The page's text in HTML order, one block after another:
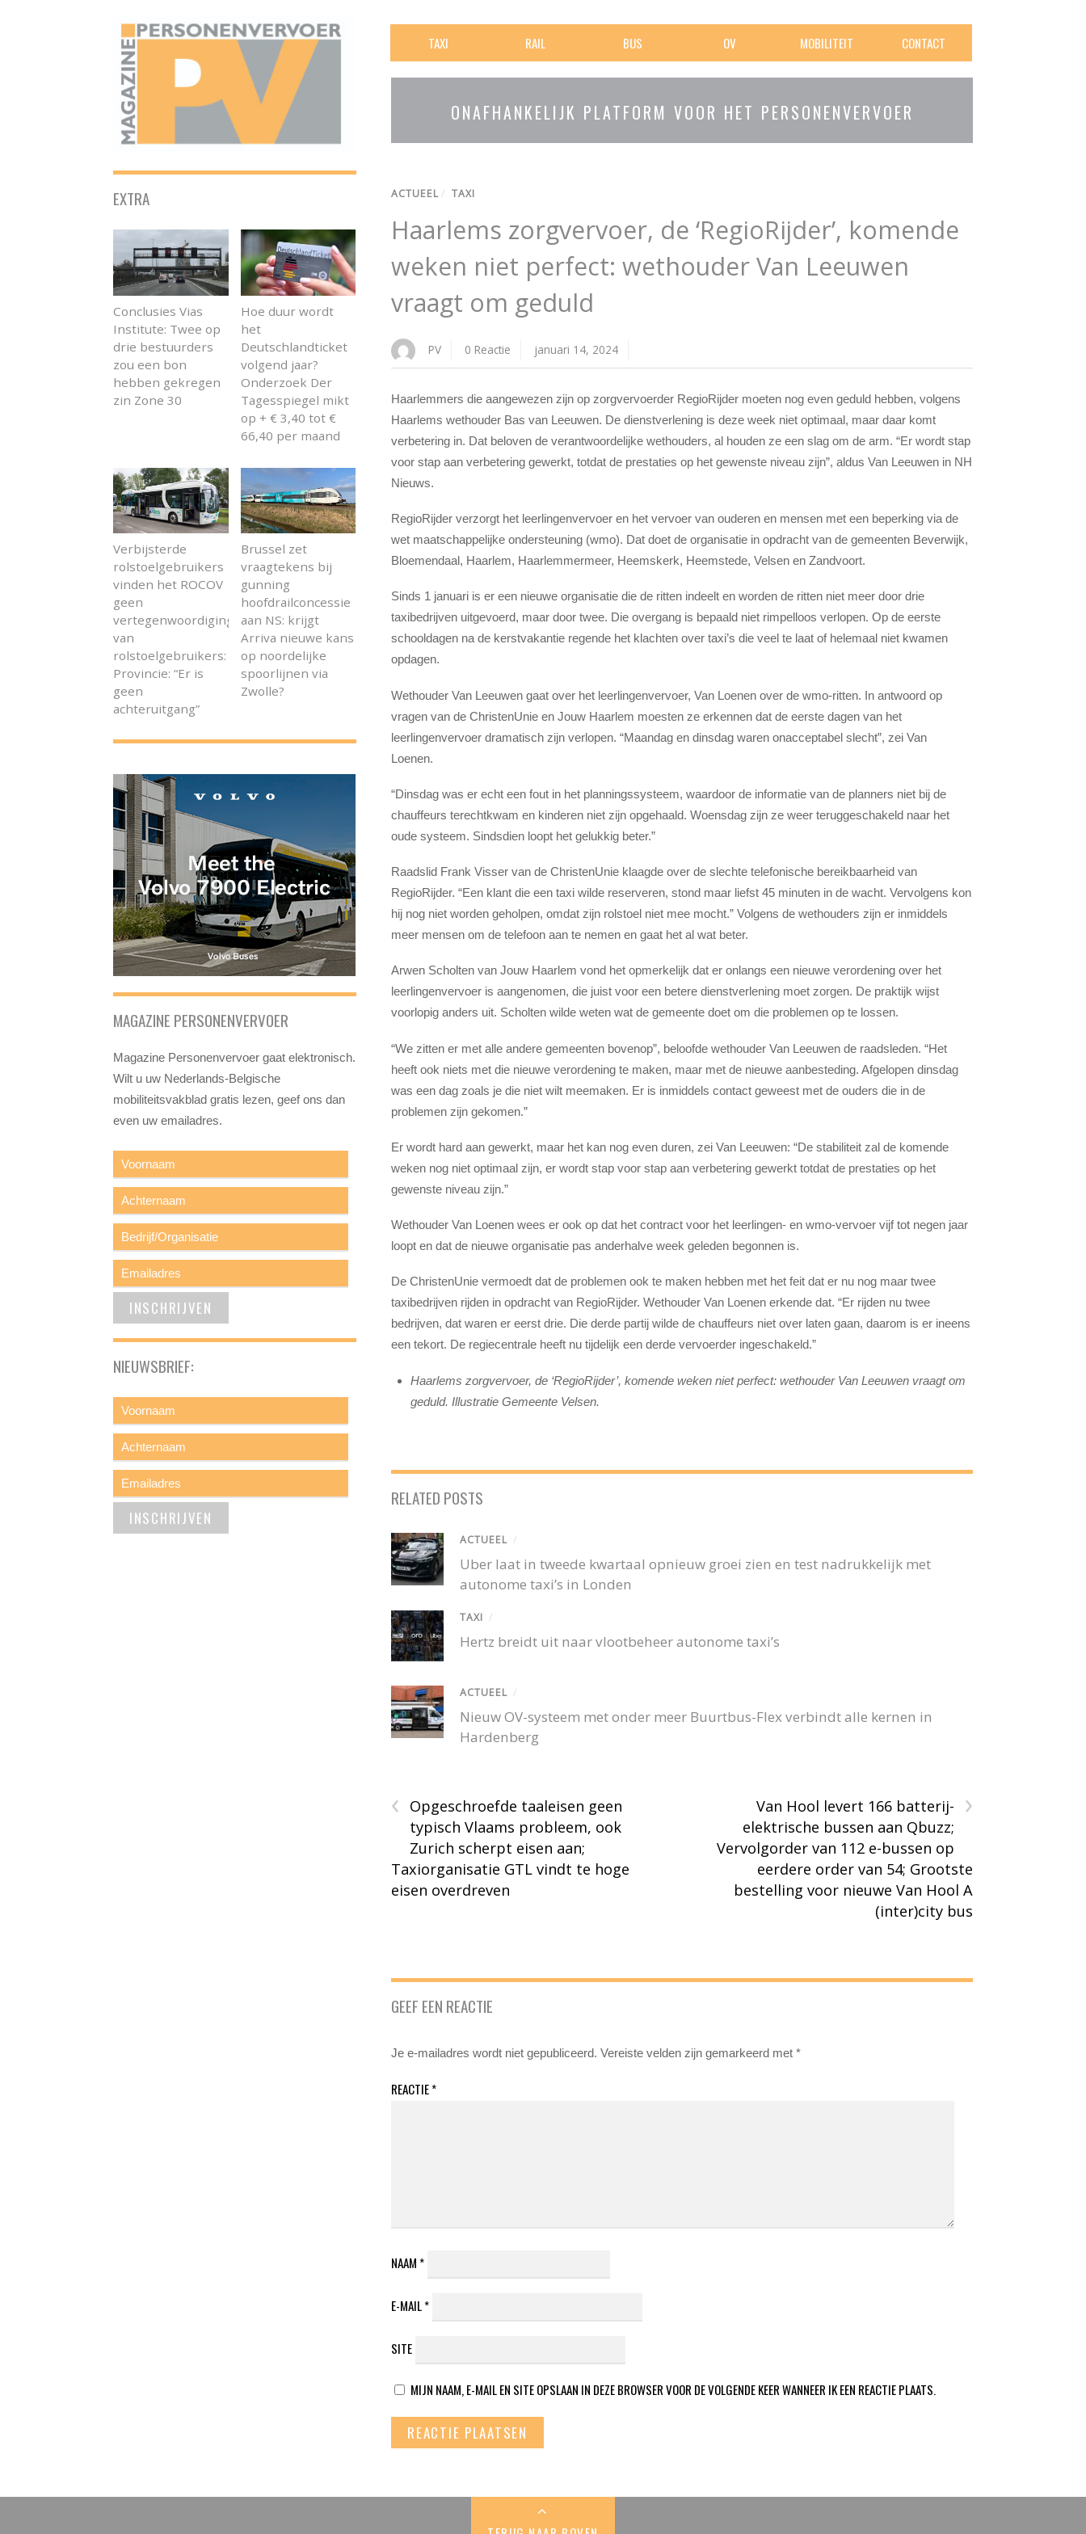
TAXI RAIL BUS OV MOBILITEIT CONTACT
ONAFHANKELIJK PLATFORM VOOR HET PERSONENVERVOER
ACTUEEL/ TAXI
Haarlems zorgvervoer, de ‘RegioRijder’, komende
weken niet perfect: wethouder Van Leeuwen
vraagt om geduld
PV 0 Reactie januari 14, 2024
Haarlemmers die aangewezen zijn op zorgvervoerder RegioRijder moeten nog even geduld hebben, volgens
Haarlems wethouder Bas van Leeuwen. De dienstverlening is deze week niet optimaal, maar daar komt
verbetering in. Dat beloven de verantwoordelijke wethouders, al houden ze een slag om de arm. “Er wordt stap
voor stap aan verbetering gewerkt, totdat de prestaties op het gewenste niveau zijn”, aldus Van Leeuwen in NH
Nieuws.
RegioRijder verzorgt het leerlingenvervoer en het vervoer van ouderen en mensen met een beperking via de
wet maatschappelijke ondersteuning (wmo). Dat doet de organisatie in opdracht van de gemeenten Beverwijk,
Bloemendaal, Haarlem, Haarlemmermeer, Heemskerk, Heemstede, Velsen en Zandvoort.
Sinds 1 januari is er een nieuwe organisatie die de ritten indeelt en worden de ritten niet meer door drie
taxibedrijven uitgevoerd, maar door twee. Die overgang is bepaald niet rimpelloos verlopen. Op de eerste
schooldagen na de kerstvakantie regende het klachten over taxi’s die veel te laat of helemaal niet kwamen
opdagen.
Wethouder Van Leeuwen gaat over het leerlingenvervoer, Van Loenen over de wmo-ritten. In antwoord op
vragen van de ChristenUnie en Jouw Haarlem moesten ze erkennen dat de eerste dagen van het
leerlingenvervoer dramatisch zijn verlopen. “Maandag en dinsdag waren onacceptabel slecht”, zei Van
Loenen.
“Dinsdag was er echt een fout in het planningssysteem, waardoor de informatie van de planners niet bij de
chauffeurs terechtkwam en kinderen niet zijn opgehaald. Woensdag zijn ze weer teruggeschakeld naar het
oude systeem. Sindsdien loopt het gelukkig beter.”
Raadslid Frank Visser van de ChristenUnie klaagde over de slechte telefonische bereikbaarheid van
RegioRijder. “Een klant die een taxi wilde reserveren, stond maar liefst 45 minuten in de wacht. Vervolgens kon
hij nog niet worden geholpen, omdat zijn rolstoel niet mee mocht.” Volgens de wethouders zijn er inmiddels
meer mensen om de telefoon aan te nemen en gaat het al wat beter.
Arwen Scholten van Jouw Haarlem vond het opmerkelijk dat er onlangs een nieuwe verordening over het
leerlingenvervoer is aangenomen, die juist voor een betere dienstverlening moet zorgen. De praktijk wijst
voorlopig anders uit. Scholten wilde weten wat de gemeente doet om die problemen op te lossen.
“We zitten er met alle andere gemeenten bovenop”, beloofde wethouder Van Leeuwen de raadsleden. “Het
heeft ook niets met die nieuwe verordening te maken, maar met de nieuwe aanbesteding. Afgelopen dinsdag
was een dag zoals je die niet wilt meemaken. Er is inmiddels contact geweest met de ouders die in de
problemen zijn gekomen.”
Er wordt hard aan gewerkt, maar het kan nog even duren, zei Van Leeuwen: “De stabiliteit zal de komende
weken nog niet optimaal zijn, er wordt stap voor stap aan verbetering gewerkt totdat de prestaties op het
gewenste niveau zijn.”
Wethouder Van Loenen wees er ook op dat het contract voor het leerlingen- en wmo-vervoer vijf tot negen jaar
loopt en dat de nieuwe organisatie pas anderhalve week geleden begonnen is.
De ChristenUnie vermoedt dat de problemen ook te maken hebben met het feit dat er nu nog maar twee
taxibedrijven rijden in opdracht van RegioRijder. Wethouder Van Loenen erkende dat. “Er rijden nu twee
bedrijven, dat waren er eerst drie. Die derde partij wilde de chauffeurs niet over laten gaan, daarom is er ineens
een tekort. De regiecentrale heeft nu tijdelijk een derde vervoerder ingeschakeld.”
Haarlems zorgvervoer, de ‘RegioRijder’, komende weken niet perfect: wethouder Van Leeuwen vraagt om
geduld. Illustratie Gemeente Velsen.
RELATED POSTS
ACTUEEL /
Uber laat in tweede kwartaal opnieuw groei zien en test nadrukkelijk met
autonome taxi’s in Londen
TAXI /
Hertz breidt uit naar vlootbeheer autonome taxi’s
ACTUEEL /
Nieuw OV-systeem met onder meer Buurtbus-Flex verbindt alle kernen in
Hardenberg
‹
Opgeschroefde taaleisen geen
typisch Vlaams probleem, ook
Zurich scherpt eisen aan;
Taxiorganisatie GTL vindt te hoge
eisen overdreven
›
Van Hool levert 166 batterij-
elektrische bussen aan Qbuzz;
Vervolgorder van 112 e-bussen op
eerdere order van 54; Grootste
bestelling voor nieuwe Van Hool A
(inter)city bus
GEEF EEN REACTIE
Je e-mailadres wordt niet gepubliceerd. Vereiste velden zijn gemarkeerd met*
REACTIE*
NAAM *
E-MAIL*
SITE
MIJN NAAM, E-MAIL EN SITE OPSLAAN IN DEZE BROWSER VOOR DE VOLGENDE KEER WANNEER IK EEN REACTIE PLAATS.
EXTRA
Conclusies Vias
Institute: Twee op
drie bestuurders
zou een bon
hebben gekregen
zin Zone 30
Hoe duur wordt
het
Deutschlandticket
volgend jaar?
Onderzoek Der
Tagesspiegel mikt
op + € 3,40 tot €
66,40 per maand
Verbijsterde
rolstoelgebruikers
vinden het ROCOV
geen
vertegenwoordiging
van
rolstoelgebruikers:
Provincie: “Er is
geen
achteruitgang”
Brussel zet
vraagtekens bij
gunning
hoofdrailconcessie
aan NS: krijgt
Arriva nieuwe kans
op noordelijke
spoorlijnen via
Zwolle?
MAGAZINE PERSONENVERVOER
Magazine Personenvervoer gaat elektronisch.
Wilt u uw Nederlands-Belgische
mobiliteitsvakblad gratis lezen, geef ons dan
even uw emailadres.
NIEUWSBRIEF: